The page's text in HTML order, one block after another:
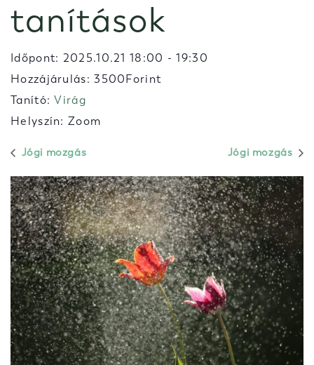
tanítások
Időpont: 2025.10.21 18:00 -19:30
Hozzájárulás: 3500Forint
Tanító:Virág
Helyszín: Zoom
Jógi mozgás Jógi mozgás